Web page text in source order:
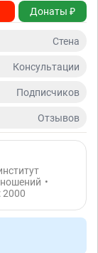
Донаты ₽
Стена
Консультации
Подписчиков
Отзывов
•
2000